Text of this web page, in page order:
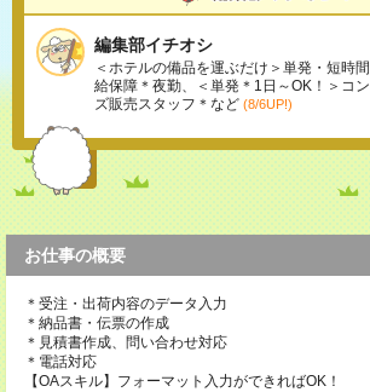
編集部イチオシ
＜ホテルの備品を運ぶだけ＞単発・短時
給保障＊夜勤、＜単発＊1日～OK！＞コ
ズ販売スタッフ＊など (8/6UP!)
お仕事の概要
＊受注・出荷内容のデータ入力
＊納品書・伝票の作成
＊見積書作成、問い合わせ対応
＊電話対応
【OAスキル】フォーマット入力ができればOK！